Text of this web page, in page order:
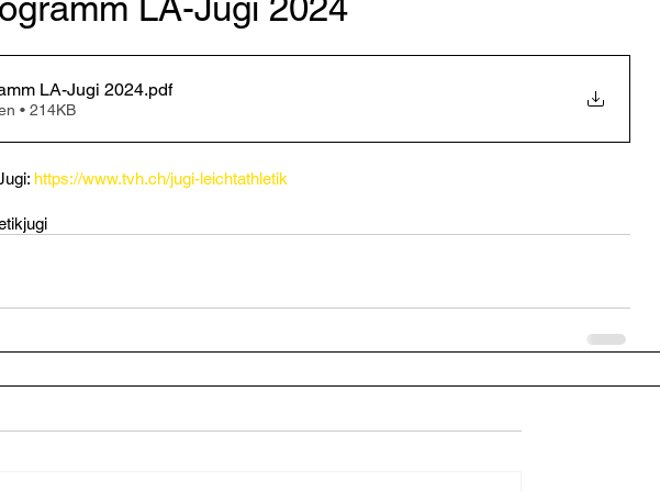
LA-Jugi 2024.pdf
• 214KB
https://www.tvh.ch/jugi-leichtathletik
jugi